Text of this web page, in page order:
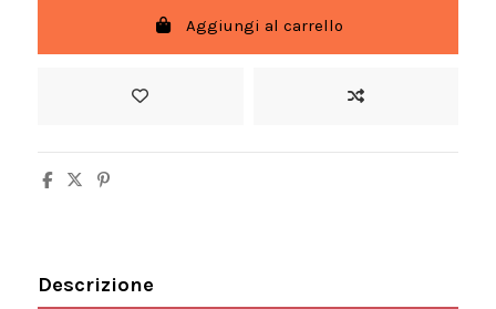
Aggiungi al carrello
Descrizione